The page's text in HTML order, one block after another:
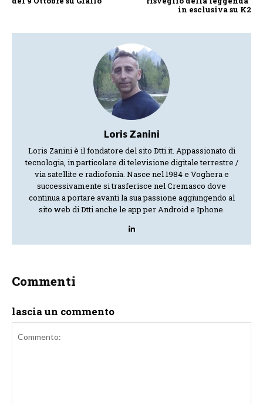
in esclusiva su K2
Loris Zanini
Loris Zanini è il fondatore del sito Dtti.it. Appassionato di
tecnologia, in particolare di televisione digitale terrestre /
via satellite e radiofonia. Nasce nel 1984 e Voghera e
successivamente si trasferisce nel Cremasco dove
continua a portare avanti la sua passione aggiungendo al
sito web di Dtti anche le app per Android e Iphone.
Commenti
lascia un commento